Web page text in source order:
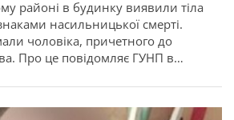
районі в будинку виявили тіла
насильницької смерті.
чоловіка, причетного до
Про це повідомляє ГУНП в
поліції надійшло
двох місцевих жителів.